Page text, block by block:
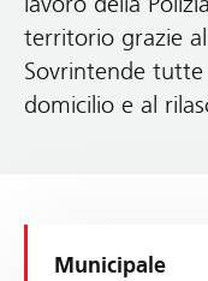
territorio grazie
Sovrintende
domicilio e al
Municipale